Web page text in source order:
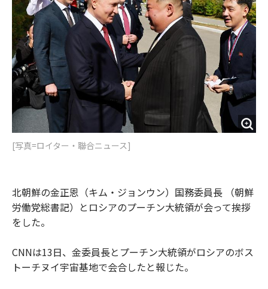
[写真=ロイター・聯合ニュース]
北朝鮮の金正恩（キム・ジョンウン）国務委員長 （朝鮮
労働党総書記）とロシアのプーチン大統領が会って挨拶
をした。
CNNは13日、金委員長とプーチン大統領がロシアのボス
トーチヌイ宇宙基地で会合したと報じた。